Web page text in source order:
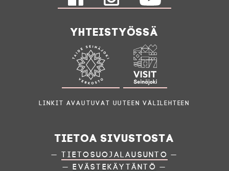
Yhteistyössä
Linkit avautuvat uuteen välilehteen
Tietoa sivustosta
—Tietosuojalausunto —
—Evästekäytäntö —